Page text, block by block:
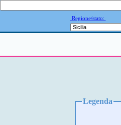
Regione/stato:
Legenda